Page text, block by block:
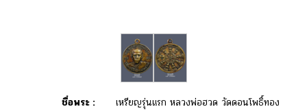
ชื่อพระ :
เหรียญรุ่นแรก หลวงพ่อฮวด วัดดอนโพธิ์ทอง